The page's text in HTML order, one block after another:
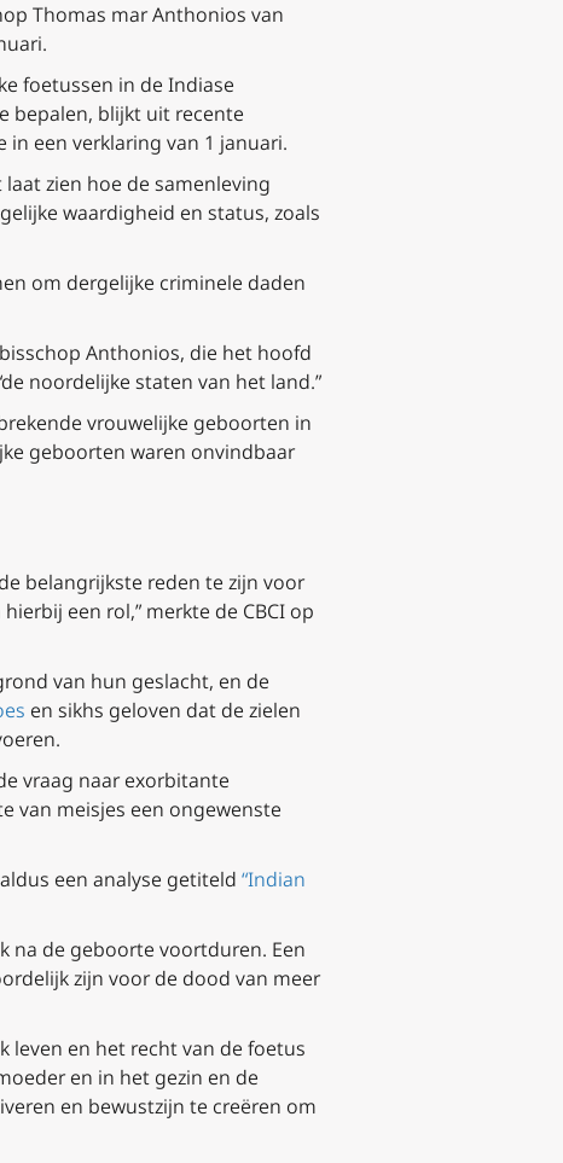
Thomas mar Anthonios van
foetussen in de Indiase
bepalen, blijkt uit recente
een verklaring van 1 januari.
zien hoe de samenleving
waardigheid en status, zoals
om dergelijke criminele daden
Anthonios, die het hoofd
noordelijke staten van het land.”
vrouwelijke geboorten in
geboorten waren onvindbaar
belangrijkste reden te zijn voor
een rol,” merkte de CBCI op
van hun geslacht, en de
en sikhs geloven dat de zielen
vraag naar exorbitante
van meisjes een ongewenste
een analyse getiteld “Indian
na de geboorte voortduren. Een
zijn voor de dood van meer
leven en het recht van de foetus
en in het gezin en de
en bewustzijn te creëren om